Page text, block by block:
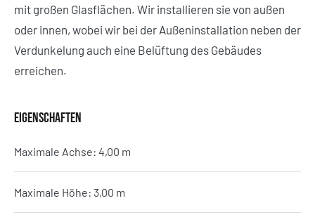
mit großen Glasflächen. Wir installieren sie von außen
oder innen, wobei wir bei der Außeninstallation neben der
Verdunkelung auch eine Belüftung des Gebäudes
erreichen.
EIGENSCHAFTEN
Maximale Achse: 4,00 m
Maximale Höhe: 3,00 m